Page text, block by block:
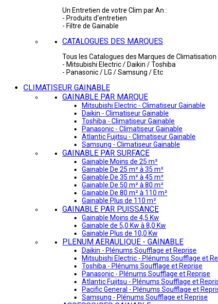
Un Entretien de votre Clim par An :
- Produits d'entretien
- Filtre de Gainable
CATALOGUES DES MARQUES
Tous les Catalogues des Marques de Climatisation
- Mitsubishi Electric / Daikin / Toshiba
- Panasonic / LG / Samsung / Etc
CLIMATISEUR GAINABLE
GAINABLE PAR MARQUE
Mitsubishi Electric - Climatiseur Gainable
Daikin - Climatiseur Gainable
Toshiba - Climatiseur Gainable
Panasonic - Climatiseur Gainable
Atlantic Fujitsu - Climatiseur Gainable
Samsung - Climatiseur Gainable
GAINABLE PAR SURFACE
Gainable Moins de 25 m²
Gainable De 25 m² à 35 m²
Gainable De 35 m² à 45 m²
Gainable De 50 m² à 80 m²
Gainable De 80 m² à 110 m²
Gainable Plus de 110 m²
GAINABLE PAR PUISSANCE
Gainable Moins de 4,5 Kw
Gainable de 5,0 Kw à 8,0 Kw
Gainable Plus de 10,0 Kw
PLENUM AERAULIQUE - GAINABLE
Daikin - Plénums Soufflage et Reprise
Mitsubishi Electric - Plénums Soufflage et
Toshiba - Plénums Soufflage et Reprise
Panasonic - Plénums Soufflage et Reprise
Atlantic Fujitsu - Plénums Soufflage et
Pacific General - Plénums Soufflage et
Samsung - Plénums Soufflage et Reprise